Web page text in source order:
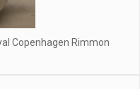
Copenhagen Rimmon